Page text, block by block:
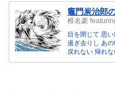
竈門炭治郎
椎名豪
目を閉じて 思
過ぎ去りし あの
戻れない 帰れな